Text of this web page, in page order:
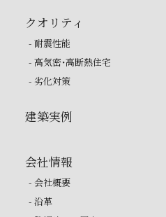
クオリティ
- 耐震性能
- 高気密・高断熱住宅
- 劣化対策
建築実例
会社情報
- 会社概要
- 沿革